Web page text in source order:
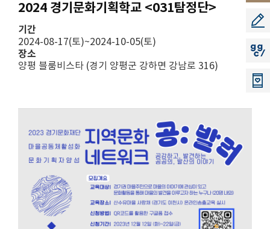
소리
공모
지지
2024 경기문화기획학교 <031탐정단>
기간
2024-08-17(토)~2024-10-05(토)
장소
양평 블룸비스타 (경기 양평군 강하면 강남로 316)